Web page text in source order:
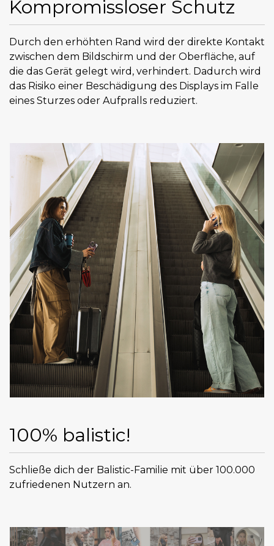
Kompromissloser Schutz
Durch den erhöhten Rand wird der direkte Kontakt
zwischen dem Bildschirm und der Oberfläche, auf
die das Gerät gelegt wird, verhindert. Dadurch wird
das Risiko einer Beschädigung des Displays im Falle
eines Sturzes oder Aufpralls reduziert.
100% balistic!
Schließe dich der Balistic-Familie mit über 100.000
zufriedenen Nutzern an.